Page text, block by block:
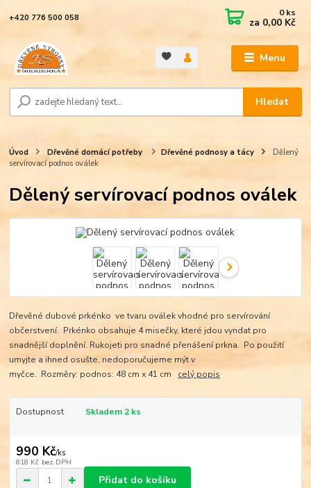
Menu
Hledat
+420 776 500 058 0ks
za 0,00 Kč
Úvod Dřevěné domácí potřeby Dřevěné podnosy a tácy
Dělený
servírovací podnos oválek
Dělený servírovací podnos oválek
Dřevěné dubové prkénko ve tvaru oválek vhodné pro servírování
občerstvení. Prkénko obsahuje 4 misečky, které jdou vyndat pro
snadnější doplnění. Rukojeti pro snadné přenášení prkna. Po použití
umyjte a ihned osušte, nedoporučujeme mýt v
myčce. Rozměry: podnos: 48 cm x 41 cm celý popis
Dostupnost Skladem 2 ks
990 Kč/ks
818 Kč bez DPH
Přidat do košíku